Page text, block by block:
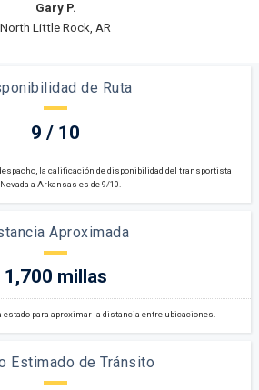
Nicole A.
Springdale, AR
de Ruta
9 / 10
la calificación de disponibilidad del transportista
a Arkansas es de 9/10.
Aproximada
1,700 millas
estado para aproximar la distancia entre ubicaciones.
Estimado de Tránsito